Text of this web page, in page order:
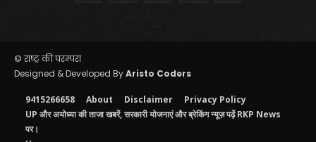
© राष्ट्र की परम्परा
Designed & Developed ByAristo Coders
9415266658 About Disclaimer
Privacy Policy
UP और अयोध्या की ताजा खबरें, सरकारी योजनाएं और ब्रेकिंग न्यूज़ पढ़ें RKP News
पर।